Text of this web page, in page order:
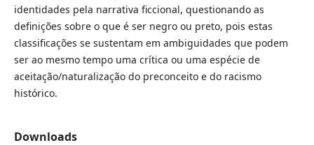
identidades pela narrativa ficcional, questionando as
definições sobre o que é ser negro ou preto, pois estas
classificações se sustentam em ambiguidades que podem
ser ao mesmo tempo uma crítica ou uma espécie de
aceitação/naturalização do preconceito e do racismo
histórico.
Downloads